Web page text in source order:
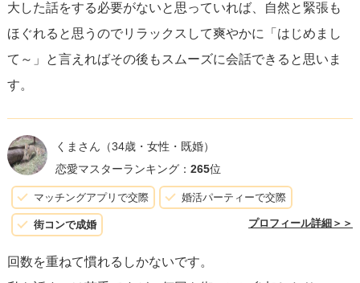
大した話をする必要がないと思っていれば、自然と緊張も
ほぐれると思うのでリラックスして爽やかに「はじめまし
て～」と言えればその後もスムーズに会話できると思いま
す。
くまさん （34歳・女性・既婚）
恋愛マスターランキング： 265位
マッチングアプリで交際 婚活パーティーで交際
街コンで成婚 プロフィール詳細＞＞
回数を重ねて慣れるしかないです。